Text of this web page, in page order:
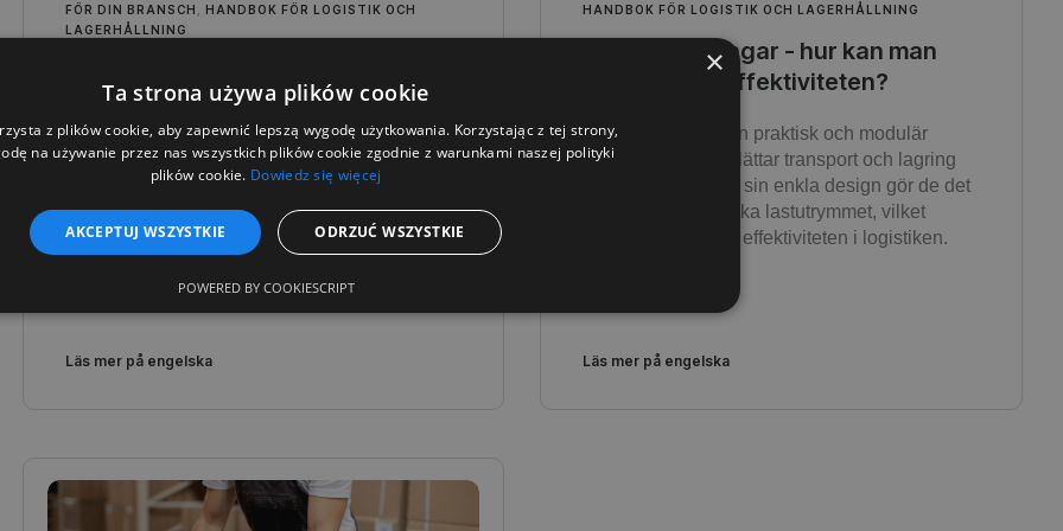
FÖR DIN BRANSCH
HANDBOK FÖR LOGISTIK OCH
LAGERHÅLLNING
optimerar man produktionen?
Det finns inget utrymme för kompromisser i den
tunga industrin - tillförlitlighet, hållbarhet och
säkerhet är det som räknas här. Ta reda på hur
Gitterboxar kan optimera produktionsprocesser,
minska materialförluster och öka effektiviteten i
ditt företags logistik.
Läs mer på engelska
HANDBOK FÖR LOGISTIK OCH LAGERHÅLLNING
Pallförlängningar - hur kan man
öka lagringseffektiviteten?
Pallförlängare är en praktisk och modulär
lösning som underlättar transport och lagring
av gods. Tack vare sin enkla design gör de det
möjligt att snabbt öka lastutrymmet, vilket
sparar tid och ökar effektiviteten i logistiken.
Läs mer på engelska
×
Ta strona używa plików cookie
z plików cookie, aby zapewnić lepszą wygodę użytkowania. Korzystając z tej strony,
na używanie przez nas wszystkich plików cookie zgodnie z warunkami naszej polityki
plików cookie. Dowiedz się więcej
AKCEPTUJ WSZYSTKIE ODRZUĆ WSZYSTKIE
POWERED BY COOKIESCRIPT